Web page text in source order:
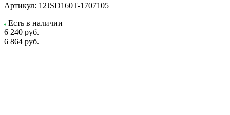
Артикул: 12JSD160T-1707105
Есть в наличии
6 240 руб.
6 864 руб.